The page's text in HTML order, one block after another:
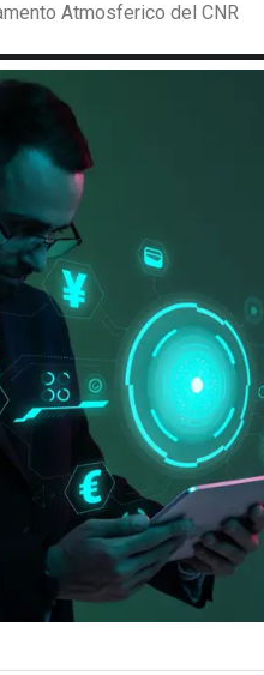
Atmosferico del CNR